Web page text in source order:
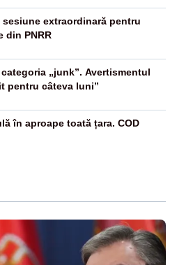
extraordinară pentru
din PNRR
„junk”. Avertismentul
pentru câteva luni”
în aproape toată țara. COD